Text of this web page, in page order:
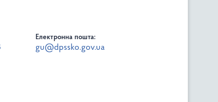
Електронна пошта:
gu@dpssko.gov.ua